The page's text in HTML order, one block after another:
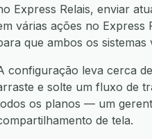
Express Relais, enviar
várias ações no Express
que ambos os
configuração leva cerca
e solte um fluxo de
os planos — um
de tela.